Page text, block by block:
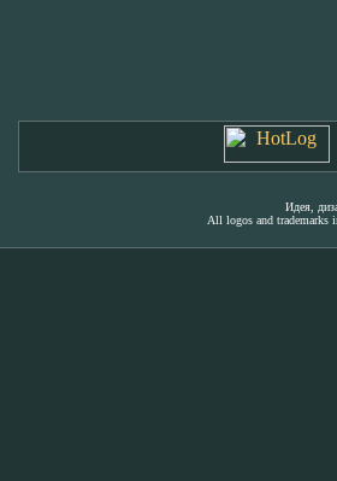
Идея,
All logos and trademarks